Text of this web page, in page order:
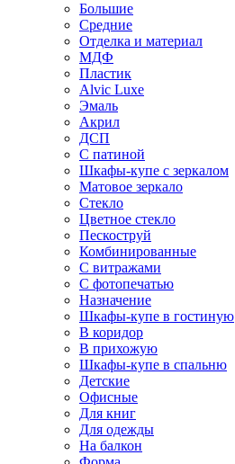
Большие
Средние
Отделка и материал
МДФ
Пластик
Alvic Luxe
Эмаль
Акрил
ДСП
С патиной
Шкафы-купе с зеркалом
Матовое зеркало
Стекло
Цветное стекло
Пескоструй
Комбинированные
С витражами
С фотопечатью
Назначение
Шкафы-купе в гостиную
В коридор
В прихожую
Шкафы-купе в спальню
Детские
Офисные
Для книг
Для одежды
На балкон